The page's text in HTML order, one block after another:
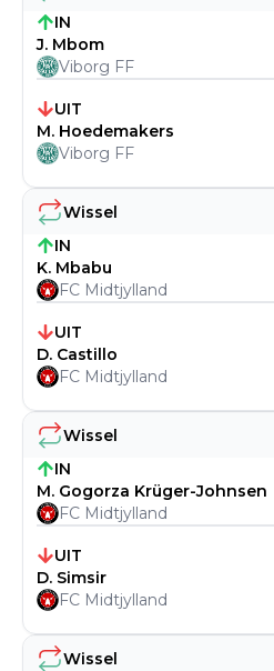
Wissel
Wissel
IN
M. Gogorza Krüger-Johnsen
FC Midtjylland
UIT
D. Simsir
FC Midtjylland
Wissel
IN
K. Mbabu
FC Midtjylland
UIT
D. Castillo
FC Midtjylland
IN
J. Mbom
Viborg FF
UIT
M. Hoedemakers
Viborg FF